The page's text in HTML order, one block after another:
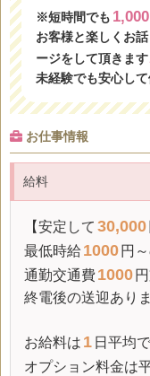
※短時間でも 1,000
お客様と楽しくお
ージをして頂きます
未経験でも安心し
お仕事情報
給料
【安定して 30,000
最低時給1000 円
通勤交通費1000
終電後の送迎あり
お給料は 1 日平均で
オプション料金は